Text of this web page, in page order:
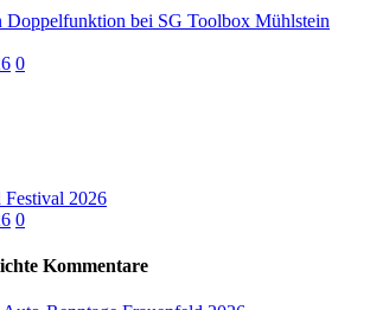
Doppelfunktion bei SG Toolbox Mühlstein
0
Festival 2026
0
Kommentare